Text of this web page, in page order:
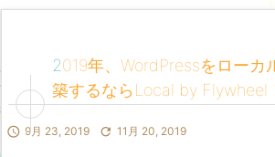
2019年、WordPressをローカル環境で構
築するならLocal by Flywheel
 9月 23, 2019  11月 20, 2019